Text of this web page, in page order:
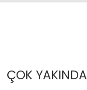
ÇOK YAKINDA